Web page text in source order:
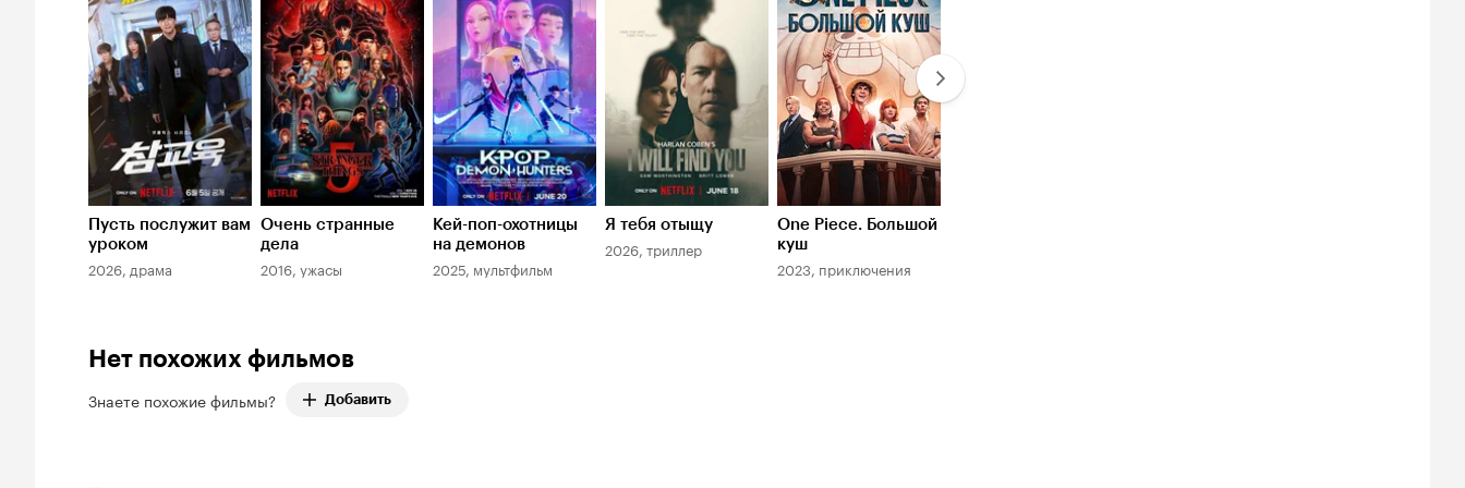
8.7
Пусть послужит вам
уроком
2026, драма
8.3
Очень странные
дела
2016, ужасы
Кей-поп-охотницы
на демонов
2025, мультфильм
Я тебя отыщу
2026, триллер
8.0
One Piece. Большой
куш
2023, приключения
Нет похожих фильмов
Знаете похожие фильмы? Добавить